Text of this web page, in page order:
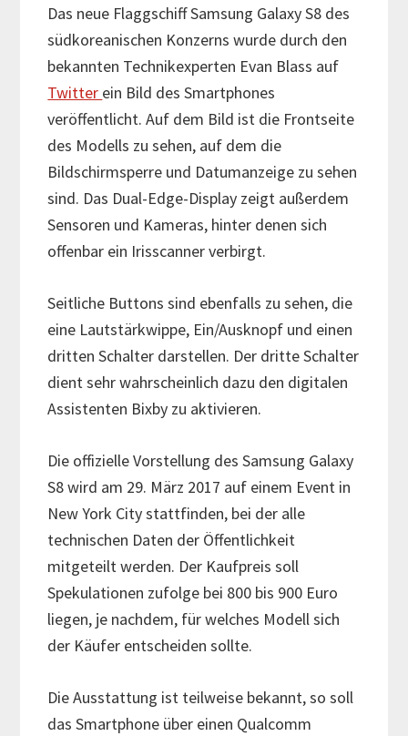
Das neue Flaggschiff Samsung Galaxy S8 des
südkoreanischen Konzerns wurde durch den
bekannten Technikexperten Evan Blass auf
Twitter ein Bild des Smartphones
veröffentlicht. Auf dem Bild ist die Frontseite
des Modells zu sehen, auf dem die
Bildschirmsperre und Datumanzeige zu sehen
sind. Das Dual-Edge-Display zeigt außerdem
Sensoren und Kameras, hinter denen sich
offenbar ein Irisscanner verbirgt.
Seitliche Buttons sind ebenfalls zu sehen, die
eine Lautstärkwippe, Ein/Ausknopf und einen
dritten Schalter darstellen. Der dritte Schalter
dient sehr wahrscheinlich dazu den digitalen
Assistenten Bixby zu aktivieren.
Die offizielle Vorstellung des Samsung Galaxy
S8 wird am 29. März 2017 auf einem Event in
New York City stattfinden, bei der alle
technischen Daten der Öffentlichkeit
mitgeteilt werden. Der Kaufpreis soll
Spekulationen zufolge bei 800 bis 900 Euro
liegen, je nachdem, für welches Modell sich
der Käufer entscheiden sollte.
Die Ausstattung ist teilweise bekannt, so soll
das Smartphone über einen Qualcomm